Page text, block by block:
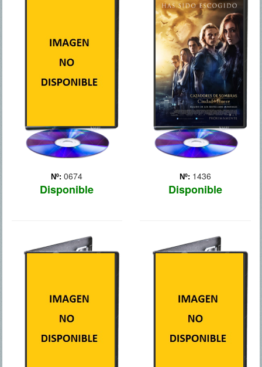
Nº: 0674
Disponible
Nº: 1436
Disponible
CAZADORES
DE SOMBRAS:
CIUDAD DE HUESOS
Clary Fray (Lily Collins) es
una típica adolescente de
Brooklyn que una noche
conoce a Jace, un chico
misterioso con multitud de
tatuajes, que resulta ser un
ángel guerrero que ejerce
como c... Más
dos criminales durante su
creación, Chappie se
adoptiva de una familia tan
inusual como disfuncional.
caso únic... Más
viven bajo tierra después
de que una nueva edad de
planeta mientras se
defienden de una invasión